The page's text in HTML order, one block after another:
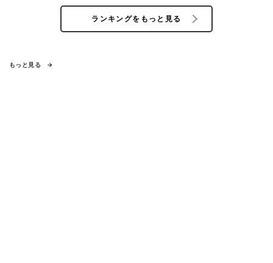
ランキングをもっと見る
もっと見る